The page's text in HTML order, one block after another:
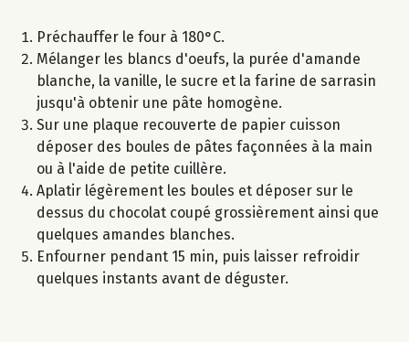
Préchauffer le four à 180°C.
Mélanger les blancs d'oeufs, la purée d'amande
blanche, la vanille, le sucre et la farine de sarrasin
jusqu'à obtenir une pâte homogène.
Sur une plaque recouverte de papier cuisson
déposer des boules de pâtes façonnées à la main
ou à l'aide de petite cuillère.
Aplatir légèrement les boules et déposer sur le
dessus du chocolat coupé grossièrement ainsi que
quelques amandes blanches.
Enfourner pendant 15 min, puis laisser refroidir
quelques instants avant de déguster.